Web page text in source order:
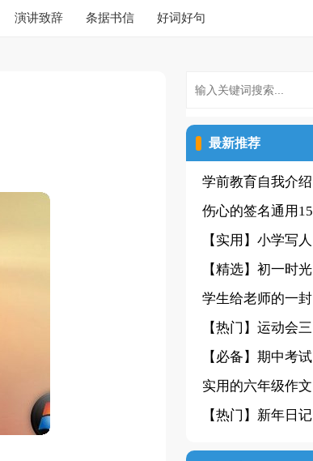
演讲致辞 条据书信 好词好句
最新推荐
学前教育自我介绍
伤心的签名通用15
篇
【实用】小学写人
作文300字集合10
篇
【精选】初一时光
作文集合八篇
学生给老师的一封
感谢信汇总5篇
【热门】运动会三
年级作文4篇
【必备】期中考试
作文集合七篇
实用的六年级作文
300字锦集6篇
【热门】新年日记